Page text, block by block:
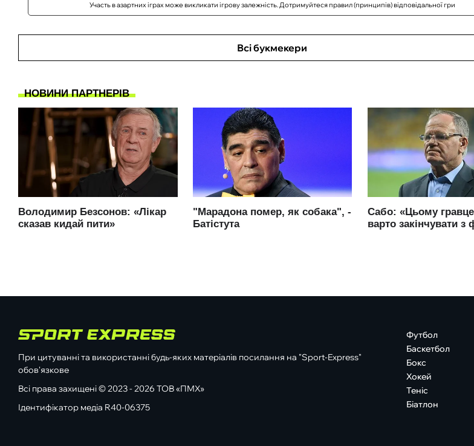
Участь в азартних іграх може викликати ігрову залежність. Дотримуйтеся правил (принципів) відповідальної гри
Всі букмекери
При цитуванні та використанні будь-яких матеріалів посилання на "Sport-Express"
обов'язкове
Всі права захищені © 2023 - 2026 ТОВ «ПМХ»
Ідентифікатор медіа R40-06375
Футбол
Баскетбол
Бокс
Хокей
Теніс
Біатлон